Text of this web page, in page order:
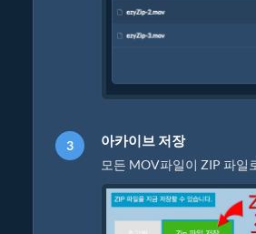
아카이브 저장
모든 MOV파일이 ZIP 파일